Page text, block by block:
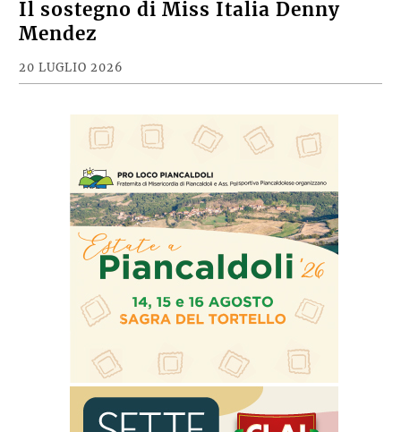
Il sostegno di Miss Italia Denny
Mendez
20 LUGLIO 2026